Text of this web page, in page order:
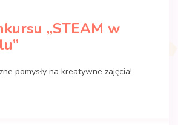
„STEAM w
pomysły na kreatywne zajęcia!